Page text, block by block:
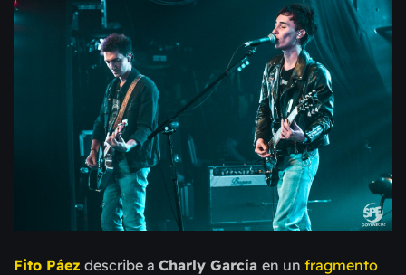
Fito Páez describe a Charly García en un fragmento